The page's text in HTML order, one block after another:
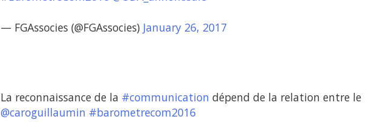
— FGAssocies (@FGAssocies) January 26, 2017
La reconnaissance de la #communication dépend de la relation entre
@caroguillaumin #barometrecom2016